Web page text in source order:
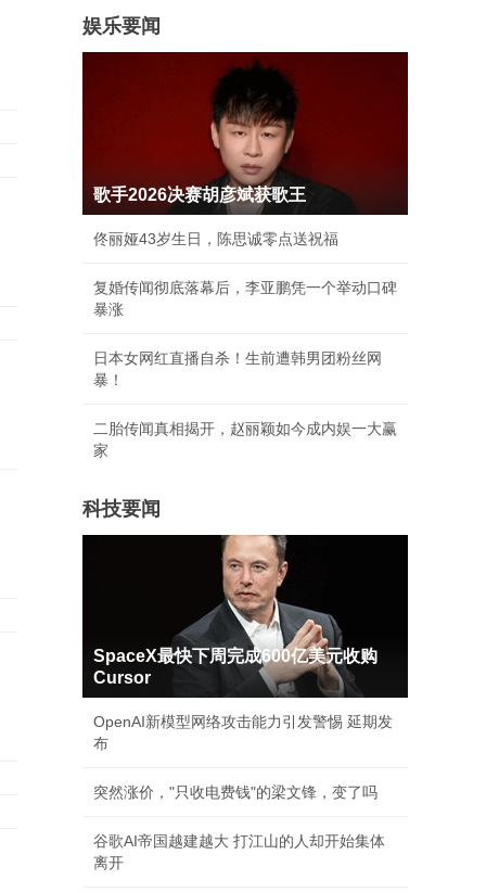
娱乐要闻
歌手2026决赛胡彦斌获歌王
佟丽娅43岁生日，陈思诚零点送祝福
复婚传闻彻底落幕后，李亚鹏凭一个举动口碑
暴涨
日本女网红直播自杀！生前遭韩男团粉丝网
暴！
二胎传闻真相揭开，赵丽颖如今成内娱一大赢
家
科技要闻
SpaceX最快下周完成600亿美元收购
Cursor
OpenAI新模型网络攻击能力引发警惕 延期发
布
突然涨价，"只收电费钱"的梁文锋，变了吗
谷歌AI帝国越建越大 打江山的人却开始集体
离开